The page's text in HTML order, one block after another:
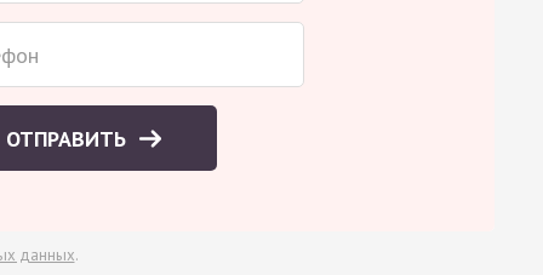
ОТПРАВИТЬ
данных.